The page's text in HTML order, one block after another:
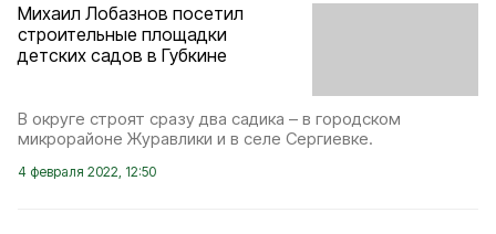
Михаил Лобазнов посетил
строительные площадки
детских садов в Губкине
В округе строят сразу два садика – в городском
микрорайоне Журавлики и в селе Сергиевке.
4 февраля 2022, 12:50